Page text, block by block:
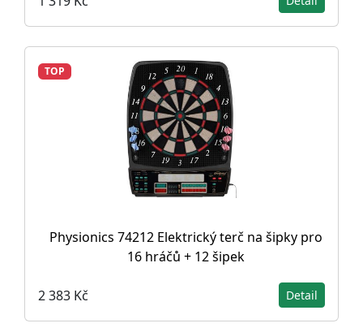
TOP
Physionics 74212 Elektrický terč na šipky pro
16 hráčů + 12 šipek
2 383 Kč Detail